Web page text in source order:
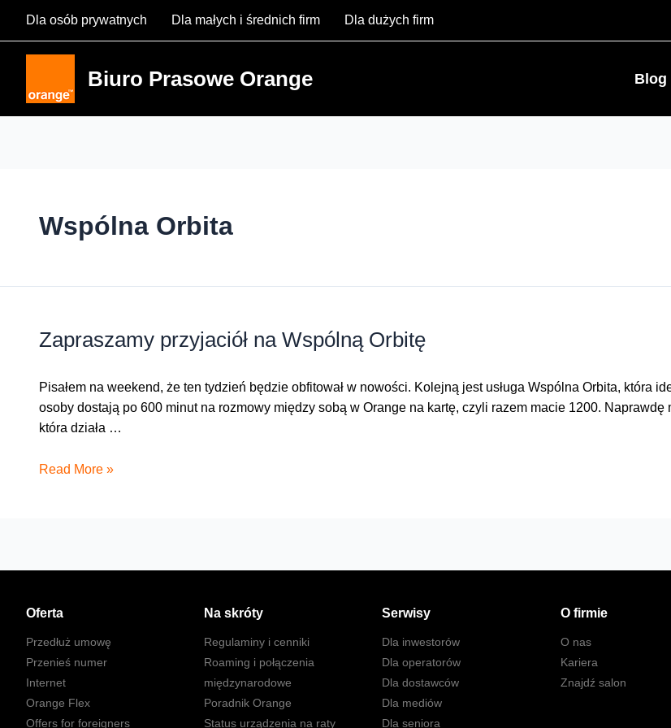
Dla osób prywatnych Dla małych i średnich firm Dla dużych firm
Biuro Prasowe Orange Blog
Wspólna Orbita
Zapraszamy przyjaciół na Wspólną Orbitę
Pisałem na weekend, że ten tydzień będzie obfitował w nowości. Kolejną jest usługa Wspólna Orbita, która
osoby dostają po 600 minut na rozmowy między sobą w Orange na kartę, czyli razem macie 1200.
która działa …
Zapraszamy
Read More »
Oferta
Przedłuż umowę
Przenieś numer
Internet
Orange Flex
Offers for foreigners
Na skróty
Regulaminy i cenniki
Roaming i połączenia
międzynarodowe
Poradnik Orange
Status urządzenia na raty
Serwisy
Dla inwestorów
Dla operatorów
Dla dostawców
Dla mediów
Dla seniora
O firmie
O nas
Kariera
Znajdź salon